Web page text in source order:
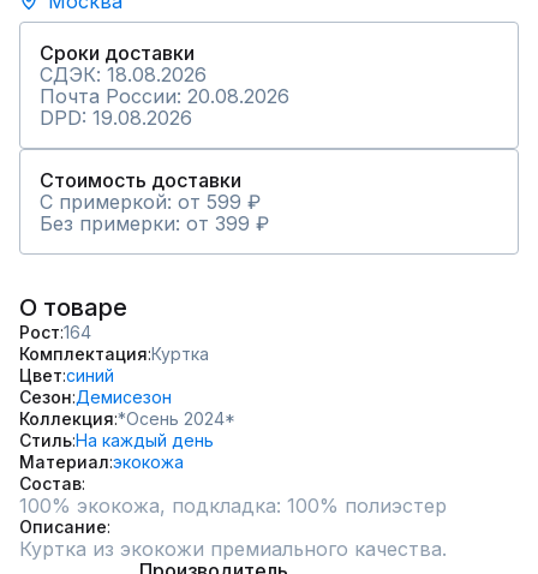
Сроки доставки
СДЭК: 18.08.2026
Почта России: 20.08.2026
DPD: 19.08.2026
Стоимость доставки
С примеркой: от 599 ₽
Без примерки: от 399 ₽
О товаре
Рост 164
Комплектация Куртка
Цвет синий
Сезон Демисезон
Коллекция *Осень 2024*
СтильНа каждый день
Материал экокожа
Состав
Описание
Куртка из экокожи премиального качества.